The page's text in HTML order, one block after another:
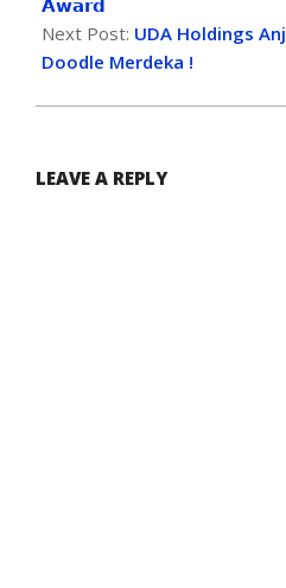
Next Post: UDA Holdings
Doodle Merdeka !
LEAVE A REPLY